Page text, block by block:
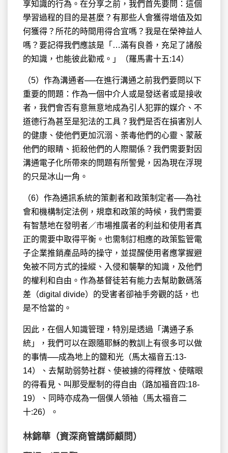
享知識的行為。在分享之前，我們首先要問：這個
學習過程的目的是甚麼？有那些人會獲得增值及如
何獲得？所花的時間用得合宜嗎？我是在榮神益人
嗎？要記得我們應該是「…滿有良善，充足了諸般
的知識，也能彼此勸戒。」（羅馬書十五:14）
（5）作為溝通者──在進行溝通之前我們要問以下
重要的問題：作為一個中介人或是發送者或是接收
者，我們會否有意無意地成為引人犯罪的媒介、不
道德行為甚至是犯法的工具？我們是否在損害別人
的健康、使他們更加沉溺、荼毒他們的心靈、蒙蔽
他們的眼睛、扼殺他們的人際關係？我們需要對因
溝通電子化所帶來的問題有所警覺，因為現在浮現
的只是冰山一角。
（6）作為通訊系統的策劃者和政策制定者──為社
會和機構制定法例，規章和政策的時候，我們需要
有智慧地在發明者／市場推廣者的利益和使用者真
正的需要中取得平衡。也需制訂相應的政策監管電
子企業推銷產品時的操守，並提醒使用者應掌握避
免被不同方式的操縱、入侵和襲擊的知識，及他們
的權利和自由。作為基督徒若有能力去幫助數碼落
差（digital divide）的受害者卻袖手旁觀的話，也
是不恰當的。
因此，在個人知識管理，特別是透過「溝通子系
統」，我們可以在跟隨耶穌的教訓上有很多可以做
的事情──成為地上的鹽和光（馬太福音五:13-
14）、去幫助弱勢社群、使被擄的得釋放、使瞎眼
的得看見、叫那受壓制的得自由（路加福音四:18-
19）、同時亦成為一個僕人領袖（馬太福音二
十:26）。
林錦華（資深商管講師顧問）